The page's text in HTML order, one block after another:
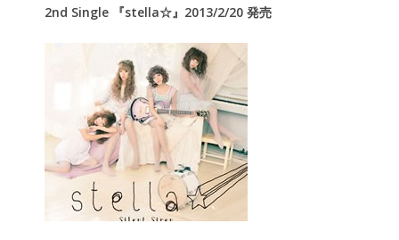
2nd Single 『stella☆』2013/2/20 発売